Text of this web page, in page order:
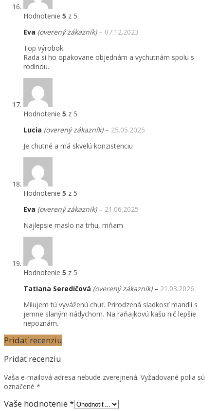
Hodnotenie 5 z 5
Eva (overený zákazník) – 07.12.2023
Top výrobok.
Rada si ho opakovane objednám a vychutnám spolu s
rodinou.
Hodnotenie 5 z 5
Lucia (overený zákazník) – 25.05.2025
Je chutné a má skvelú konzistenciu
Hodnotenie 5 z 5
Eva (overený zákazník) – 21.06.2025
Najlepsie maslo na trhu, mňam
Hodnotenie 5 z 5
Tatiana Seredičová (overený zákazník) – 21.03.2026
Milujem tú vyváženú chuť. Prirodzená sladkosť mandlí s
jemne slaným nádychom. Na raňajkovú kašu nič lepšie
nepoznám.
Pridať recenziu
Pridať recenziu
Vaša e-mailová adresa nebude zverejnená. Vyžadované polia sú
označené *
Vaše hodnotenie *